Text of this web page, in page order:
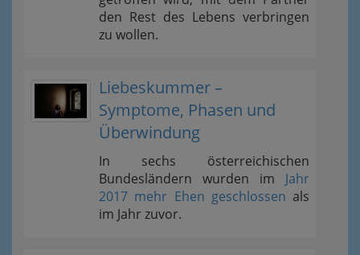
den Rest des Lebens verbringen
zu wollen.
Liebeskummer –
Symptome, Phasen und
Überwindung
In sechs österreichischen
Bundesländern wurden im Jahr
2017 mehr Ehen geschlossen als
im Jahr zuvor.